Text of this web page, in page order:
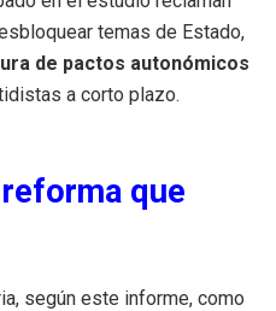
temas de Estado,
de pactos autonómicos
a corto plazo.
que
según este informe, como